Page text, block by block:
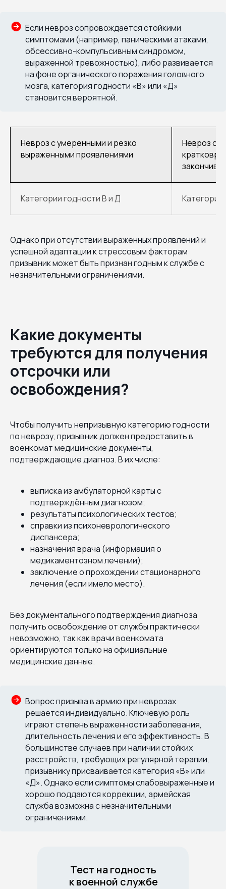
Если невроз сопровождается стойкими
симптомами (например, паническими атаками,
обсессивно-компульсивным синдромом,
выраженной тревожностью), либо развивается
на фоне органического поражения головного
мозга, категория годности «В» или «Д»
становится вероятной.
Невроз с умеренными и резко
выраженными проявлениями
Невроз с
Категории годности В и Д Категория
Однако при отсутствии выраженных проявлений и
успешной адаптации к стрессовым факторам
призывник может быть признан годным к службе с
незначительными ограничениями.
Какие документы
требуются для получения
отсрочки или
освобождения?
Чтобы получить непризывную категорию годности
по неврозу, призывник должен предоставить в
военкомат медицинские документы,
подтверждающие диагноз. В их числе:
выписка из амбулаторной карты с
подтверждённым диагнозом;
результаты психологических тестов;
справки из психоневрологического
диспансера;
назначения врача (информация о
медикаментозном лечении);
заключение о прохождении стационарного
лечения (если имело место).
Без документального подтверждения диагноза
получить освобождение от службы практически
невозможно, так как врачи военкомата
ориентируются только на официальные
медицинские данные.
Вопрос призыва в армию при неврозах
решается индивидуально. Ключевую роль
играют степень выраженности заболевания,
длительность лечения и его эффективность. В
большинстве случаев при наличии стойких
расстройств, требующих регулярной терапии,
призывнику присваивается категория «В» или
«Д». Однако если симптомы слабовыраженные и
хорошо поддаются коррекции, армейская
служба возможна с незначительными
ограничениями.
Тест на годность
к военной службе